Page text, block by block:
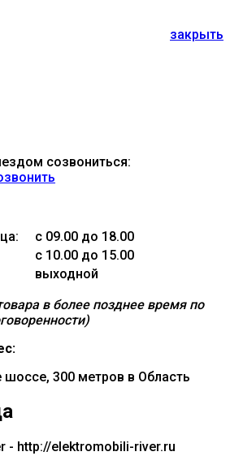
закрыть
созвониться:
с 09.00 до 18.00
с 10.00 до 15.00
выходной
в более позднее время по
300 метров в Область
- http://elektromobili-river.ru